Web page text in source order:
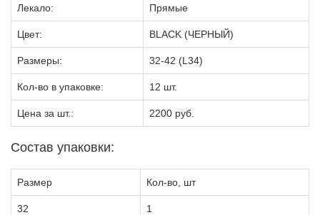
Лекало: Прямые
Цвет: BLACK (ЧЕРНЫЙ)
Размеры: 32-42 (L34)
Кол-во в упаковке: 12 шт.
Цена за шт.: 2200 руб.
Состав упаковки:
Размер Кол-во, шт
32 1